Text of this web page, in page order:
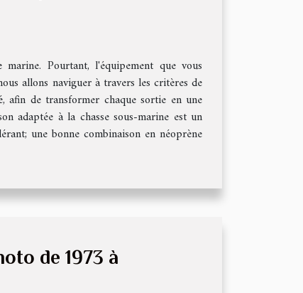
Pourtant, l'équipement que vous
allons naviguer à travers les critères de
afin de transformer chaque sortie en une
adaptée à la chasse sous-marine est un
une bonne combinaison en néoprène
de 1973 à